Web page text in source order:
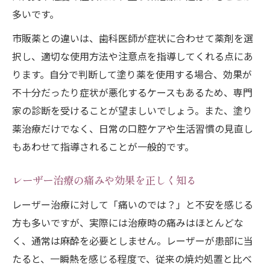
多いです。
市販薬との違いは、歯科医師が症状に合わせて薬剤を選
択し、適切な使用方法や注意点を指導してくれる点にあ
ります。自分で判断して塗り薬を使用する場合、効果が
不十分だったり症状が悪化するケースもあるため、専門
家の診断を受けることが望ましいでしょう。また、塗り
薬治療だけでなく、日常の口腔ケアや生活習慣の見直し
もあわせて指導されることが一般的です。
レーザー治療の痛みや効果を正しく知る
レーザー治療に対して「痛いのでは？」と不安を感じる
方も多いですが、実際には治療時の痛みはほとんどな
く、通常は麻酔を必要としません。レーザーが患部に当
たると、一瞬熱を感じる程度で、従来の焼灼処置と比べ